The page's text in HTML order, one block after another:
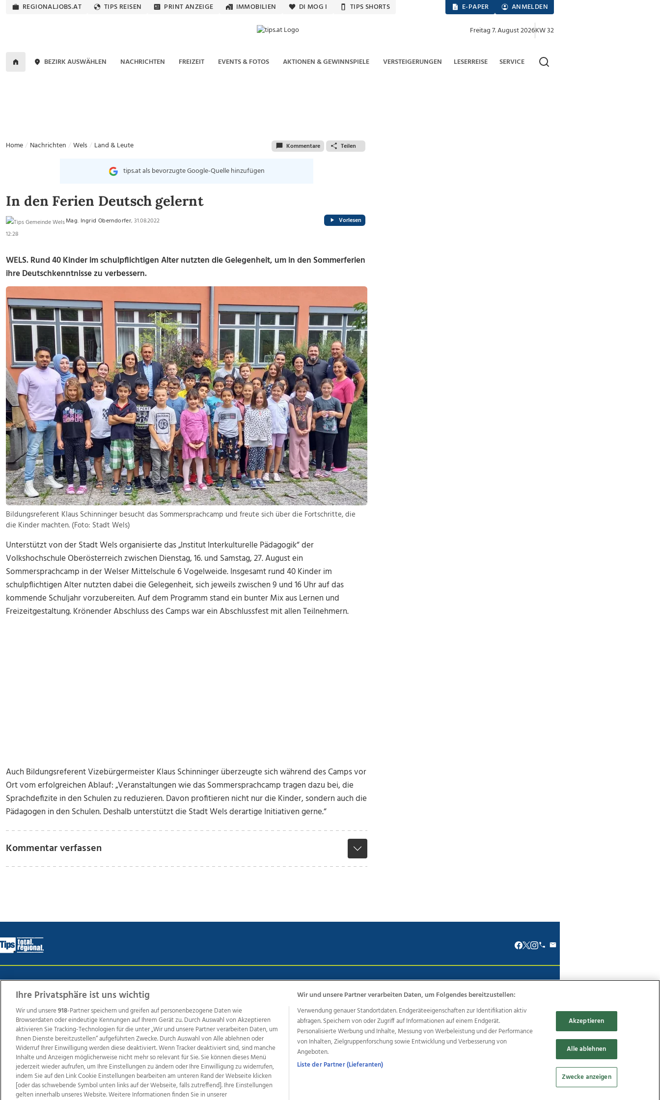
REGIONALJOBS.AT TIPS REISEN PRINT ANZEIGE IMMOBILIEN DI MOG I TIPS SHORTS E-PAPER ANMELDEN
Freitag 7. August 2026KW 32
BEZIRK AUSWÄHLEN NACHRICHTEN FREIZEIT EVENTS & FOTOS AKTIONEN & GEWINNSPIELE VERSTEIGERUNGEN LESERREISE SERVICE
Home Nachrichten Wels Land & Leute Kommentare Teilen
tips.at als bevorzugte Google-Quelle hinzufügen
In den Ferien Deutsch gelernt
Mag. Ingrid Oberndorfer, 31.08.2022
12:28
Vorlesen
WELS. Rund 40 Kinder im schulpflichtigen Alter nutzten die Gelegenheit, um in den Sommerferien
ihre Deutschkenntnisse zu verbessern.
Bildungsreferent Klaus Schinninger besucht das Sommersprachcamp und freute sich über die Fortschritte, die
die Kinder machten. (Foto: Stadt Wels)
Unterstützt von der Stadt Wels organisierte das „Institut Interkulturelle Pädagogik“ der
Volkshochschule Oberösterreich zwischen Dienstag, 16. und Samstag, 27. August ein
Sommersprachcamp in der Welser Mittelschule 6 Vogelweide. Insgesamt rund 40 Kinder im
schulpflichtigen Alter nutzten dabei die Gelegenheit, sich jeweils zwischen 9 und 16 Uhr auf das
kommende Schuljahr vorzubereiten. Auf dem Programm stand ein bunter Mix aus Lernen und
Freizeitgestaltung. Krönender Abschluss des Camps war ein Abschlussfest mit allen Teilnehmern.
Auch Bildungsreferent Vizebürgermeister Klaus Schinninger überzeugte sich während des Camps vor
Ort vom erfolgreichen Ablauf: „Veranstaltungen wie das Sommersprachcamp tragen dazu bei, die
Sprachdefizite in den Schulen zu reduzieren. Davon profitieren nicht nur die Kinder, sondern auch die
Pädagogen in den Schulen. Deshalb unterstützt die Stadt Wels derartige Initiativen gerne.“
Kommentar verfassen
Weitere Angebote des Medienhauses Wimmer
TV1 di-mog-i.at OÖNow Ischler Woche Life Radio OÖNachrichten OÖN Immobilien OÖN Karriere OÖN Reise
Promenaden Galerien
Regionaljobs
wasistlos.at wirtrauern.at
Copyrights © 2026 Tips Zeitungs GmbH & Co KG
Ihre Privatsphäre ist uns wichtig
Wir und unsere918-Partner speichern und greifen auf personenbezogene Daten wie
Browserdaten oder eindeutige Kennungen auf Ihrem Gerät zu. Durch Auswahl von Akzeptieren
aktivieren Sie Tracking-Technologien für die unter „Wir und unsere Partner verarbeiten Daten, um
Ihnen Dienste bereitzustellen“ aufgeführten Zwecke. Durch Auswahl von Alle ablehnen oder
Widerruf Ihrer Einwilligung werden diese deaktiviert. Wenn Tracker deaktiviert sind, sind manche
Inhalte und Anzeigen möglicherweise nicht mehr so relevant für Sie. Sie können dieses Menü
jederzeit wieder aufrufen, um Ihre Einstellungen zu ändern oder Ihre Einwilligung zu widerrufen,
indem Sie auf den Link Cookie Einstellungen bearbeiten am unteren Rand der Webseite klicken
[oder das schwebende Symbol unten links auf der Webseite, falls zutreffend]. Ihre Einstellungen
gelten innerhalb unseres Website. Weitere Informationen finden Sie in unserer
Wir und unsere Partner verarbeiten Daten, um Folgendes bereitzustellen:
Verwendung genauer Standortdaten. Endgeräteeigenschaften zur Identifikation aktiv
abfragen. Speichern von oder Zugriff auf Informationen auf einem Endgerät.
Personalisierte Werbung und Inhalte, Messung von Werbeleistung und der Performance
von Inhalten, Zielgruppenforschung sowie Entwicklung und Verbesserung von
Angeboten.
Liste der Partner (Lieferanten)
Akzeptieren
Alle ablehnen
Zwecke anzeigen